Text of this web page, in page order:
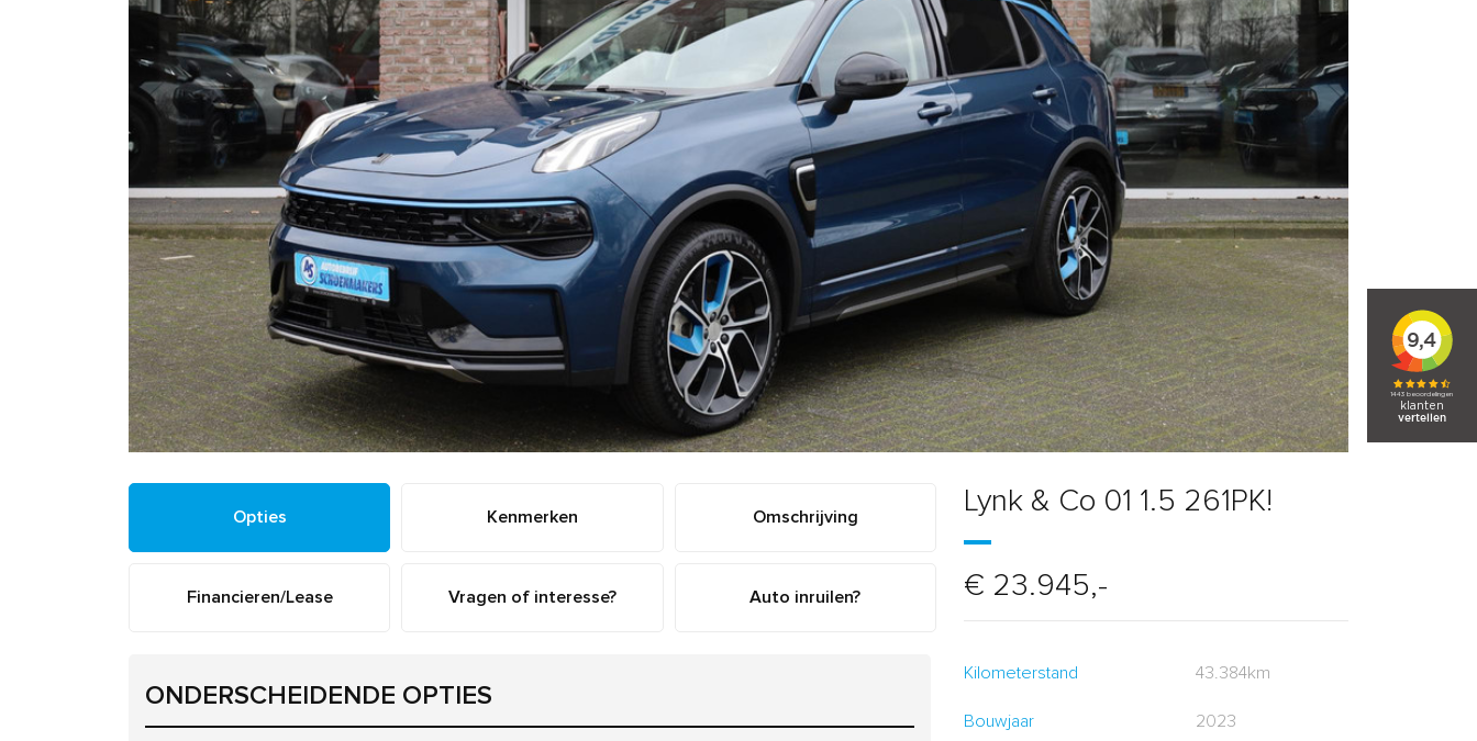
Opties Kenmerken Omschrijving
Financieren/Lease Vragen of interesse? Auto inruilen?
ONDERSCHEIDENDE OPTIES
Lynk & Co 01 1.5 261PK!
€ 23.945,-
Kilometerstand 43.384km
Bouwjaar 2023